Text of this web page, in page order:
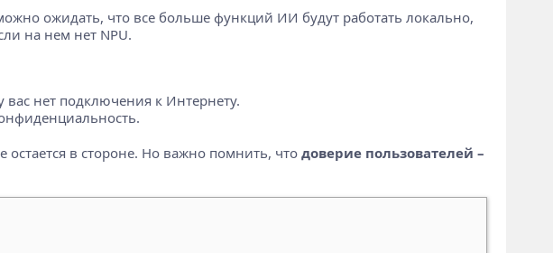
ожидать, что все больше функций ИИ будут работать локально,
на нем нет NPU.
нет подключения к Интернету.
в стороне. Но важно помнить, что доверие пользователей –